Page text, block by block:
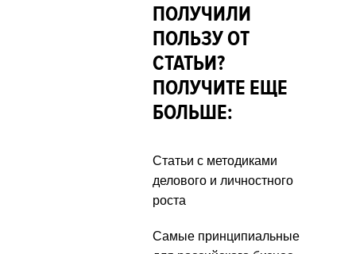
ПОЛУЧИЛИ
ПОЛЬЗУ ОТ
СТАТЬИ?
ПОЛУЧИТЕ ЕЩЕ
БОЛЬШЕ:
Статьи с методиками
делового и личностного
роста
Самые принципиальные